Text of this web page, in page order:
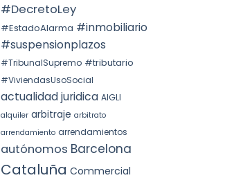
#DecretoLey
#EstadoAlarma #inmobiliario
#suspensionplazos
#TribunalSupremo #tributario
#ViviendasUsoSocial
actualidad juridica AIGLI
alquiler arbitraje arbitrato
arrendamiento arrendamientos
autónomos Barcelona
Cataluña Commercial